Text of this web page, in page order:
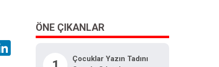
LinkedIn
ÖNE ÇIKANLAR
Çocuklar Yazın Tadını